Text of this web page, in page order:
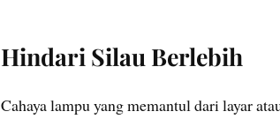
Hindari Silau Berlebih
Cahaya lampu yang memantul dari layar